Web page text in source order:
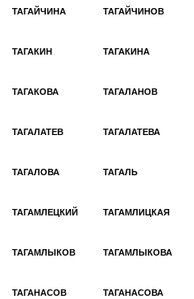
ТАГАЙЧИНА ТАГАЙЧИНОВ
ТАГАКИН ТАГАКИНА
ТАГАКОВА ТАГАЛАНОВ
ТАГАЛАТЕВ ТАГАЛАТЕВА
ТАГАЛОВА ТАГАЛЬ
ТАГАМЛЕЦКИЙ ТАГАМЛИЦКАЯ
ТАГАМЛЫКОВ ТАГАМЛЫКОВА
ТАГАНАСОВ ТАГАНАСОВА